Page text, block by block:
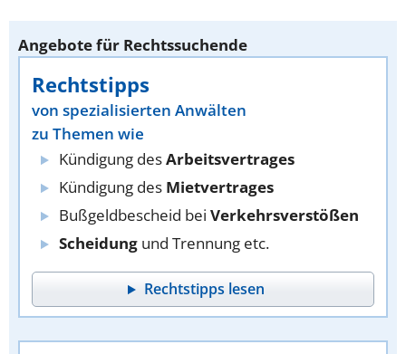
Angebote für Rechtssuchende
Rechtstipps
von spezialisierten Anwälten
zu Themen wie
Kündigung desArbeitsvertrages
Kündigung des Mietvertrages
Bußgeldbescheid bei Verkehrsverstößen
Scheidung und Trennung etc.
Rechtstipps lesen